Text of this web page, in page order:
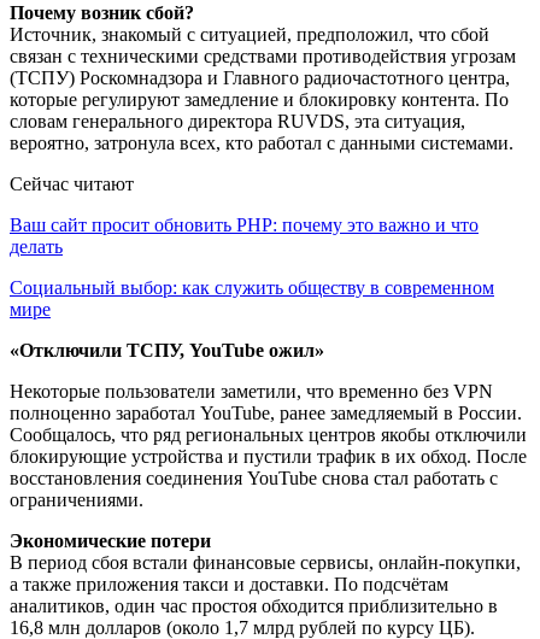
Почему возник сбой?
Источник, знакомый с ситуацией, предположил, что сбой
связан с техническими средствами противодействия угрозам
(ТСПУ) Роскомнадзора и Главного радиочастотного центра,
которые регулируют замедление и блокировку контента. По
словам генерального директора RUVDS, эта ситуация,
вероятно, затронула всех, кто работал с данными системами.
Сейчас читают
Ваш сайт просит обновить PHP: почему это важно и что
делать
Социальный выбор: как служить обществу в современном
мире
«Отключили ТСПУ, YouTube ожил»
Некоторые пользователи заметили, что временно без VPN
полноценно заработал YouTube, ранее замедляемый в России.
Сообщалось, что ряд региональных центров якобы отключили
блокирующие устройства и пустили трафик в их обход. После
восстановления соединения YouTube снова стал работать с
ограничениями.
Экономические потери
В период сбоя встали финансовые сервисы, онлайн-покупки,
а также приложения такси и доставки. По подсчётам
аналитиков, один час простоя обходится приблизительно в
16,8 млн долларов (около 1,7 млрд рублей по курсу ЦБ).